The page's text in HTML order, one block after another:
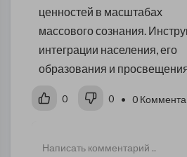
ценностей в масштабах
массового сознания.
интеграции населения, его
образования и
0 0 • 0